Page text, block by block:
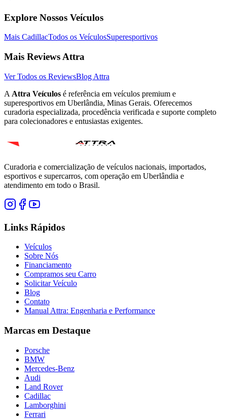
Explore Nossos Veículos
Mais CadillacTodos os VeículosSuperesportivos
Mais Reviews Attra
Ver Todos os ReviewsBlog Attra
A Attra Veículos é referência em veículos premium e
superesportivos em Uberlândia, Minas Gerais. Oferecemos
curadoria especializada, procedência verificada e suporte completo
para colecionadores e entusiastas exigentes.
Curadoria e comercialização de veículos nacionais, importados,
esportivos e supercarros, com operação em Uberlândia e
atendimento em todo o Brasil.
Links Rápidos
Veículos
Sobre Nós
Financiamento
Compramos seu Carro
Solicitar Veículo
Blog
Contato
Manual Attra: Engenharia e Performance
Marcas em Destaque
Porsche
BMW
Mercedes-Benz
Audi
Land Rover
Cadillac
Lamborghini
Ferrari